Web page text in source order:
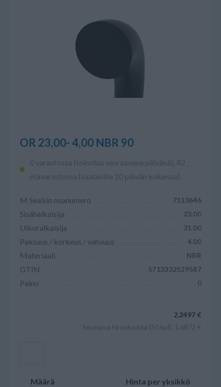
OR 23,00- 4,00 NBR 90
0 varastossa (toimitus seuraavana päivänä), 82 ,
etävarastossa (saatavilla 10 päivän kuluessa)
M Sealsin osanumero 7113646
Sisähalkaisija 23.00
Ulkoralkaisija 31.00
Paksuus / korkeus / vahvuus 4.00
Materiaali NBR
GTIN 5713332529587
Paino 0
2,2497 €
Seuraava hintaluokka (50 kpl): 1,6872 €
Määrä
Hinta per yksikkö